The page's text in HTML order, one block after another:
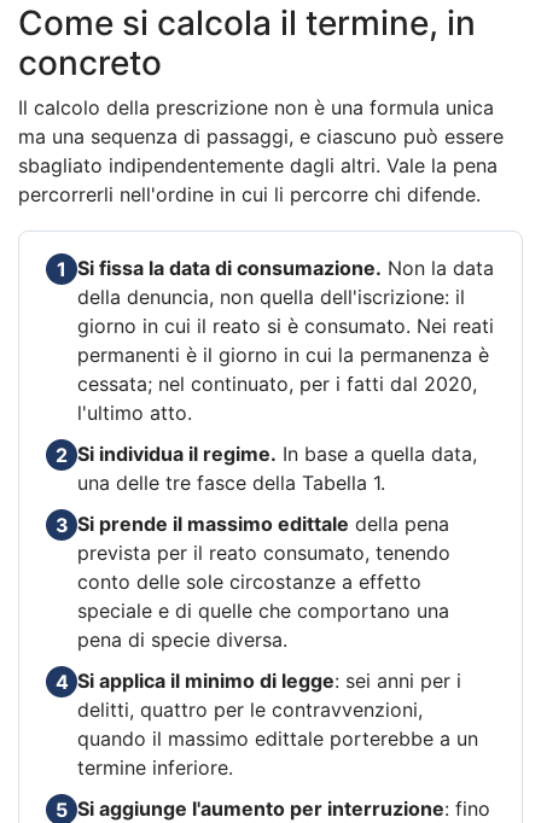
Come si calcola il termine, in
concreto
Il calcolo della prescrizione non è una formula unica
ma una sequenza di passaggi, e ciascuno può essere
sbagliato indipendentemente dagli altri. Vale la pena
percorrerli nell'ordine in cui li percorre chi difende.
1 Si fissa la data di consumazione. Non la data
della denuncia, non quella dell'iscrizione: il
giorno in cui il reato si è consumato. Nei reati
permanenti è il giorno in cui la permanenza è
cessata; nel continuato, per i fatti dal 2020,
l'ultimo atto.
2 Si individua il regime. In base a quella data,
una delle tre fasce della Tabella 1.
3 Si prende il massimo edittale della pena
prevista per il reato consumato, tenendo
conto delle sole circostanze a effetto
speciale e di quelle che comportano una
pena di specie diversa.
4 Si applica il minimo di legge: sei anni per i
delitti, quattro per le contravvenzioni,
quando il massimo edittale porterebbe a un
termine inferiore.
5 Si aggiunge l'aumento per interruzione: fino